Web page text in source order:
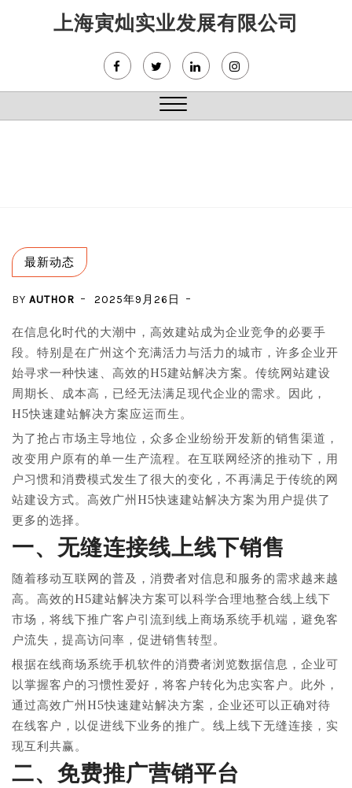
上海寅灿实业发展有限公司
Close
最新动态
BY AUTHOR 2025年9月26日
在信息化时代的大潮中，高效建站成为企业竞争的必要手
段。特别是在广州这个充满活力与活力的城市，许多企业开
始寻求一种快速、高效的H5建站解决方案。传统网站建设
周期长、成本高，已经无法满足现代企业的需求。因此，
H5快速建站解决方案应运而生。
为了抢占市场主导地位，众多企业纷纷开发新的销售渠道，
改变用户原有的单一生产流程。在互联网经济的推动下，用
户习惯和消费模式发生了很大的变化，不再满足于传统的网
站建设方式。高效广州H5快速建站解决方案为用户提供了
更多的选择。
一、无缝连接线上线下销售
随着移动互联网的普及，消费者对信息和服务的需求越来越
高。高效的H5建站解决方案可以科学合理地整合线上线下
市场，将线下推广客户引流到线上商场系统手机端，避免客
户流失，提高访问率，促进销售转型。
根据在线商场系统手机软件的消费者浏览数据信息，企业可
以掌握客户的习惯性爱好，将客户转化为忠实客户。此外，
通过高效广州H5快速建站解决方案，企业还可以正确对待
在线客户，以促进线下业务的推广。线上线下无缝连接，实
现互利共赢。
二、免费推广营销平台